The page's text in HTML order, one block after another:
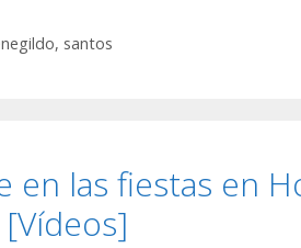
, santos
en las fiestas en